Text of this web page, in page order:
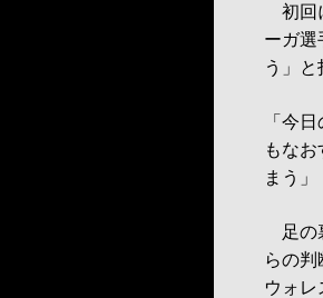
初回
ーガ選
う」
「今
もな
まう」
足の
らの判
ウォ